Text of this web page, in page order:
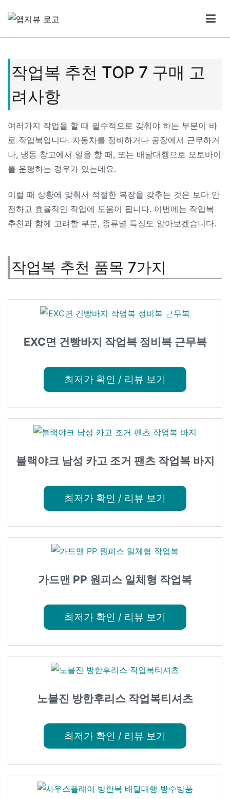
content
작업복 추천 TOP 7 구매 고
려사항
여러가지 작업을 할 때 필수적으로 갖춰야 하는 부분이 바
로 작업복입니다. 자동차를 정비하거나 공장에서 근무하거
나, 냉동 창고에서 일을 할 때, 또는 배달대행으로 오토바이
를 운행하는 경우가 있는데요.
이럴 때 상황에 맞춰서 적절한 복장을 갖추는 것은 보다 안
전하고 효율적인 작업에 도움이 됩니다. 이번에는 작업복
추천과 함께 고려할 부분, 종류별 특징도 알아보겠습니다.
작업복 추천 품목 7가지
EXC면 건빵바지 작업복 정비복 근무복
최저가 확인 / 리뷰 보기
블랙야크 남성 카고 조거 팬츠 작업복 바지
최저가 확인 / 리뷰 보기
가드맨 PP 원피스 일체형 작업복
최저가 확인 / 리뷰 보기
노블진 방한후리스 작업복티셔츠
최저가 확인 / 리뷰 보기